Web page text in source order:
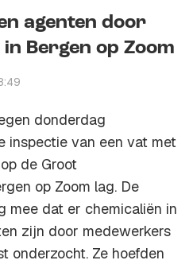
Kopieer link
agenten door
Bergen op Zoom
donderdag
inspectie van een vat met
de Groot
op Zoom lag. De
mee dat er chemicaliën in
zijn door medewerkers
onderzocht. Ze hoefden